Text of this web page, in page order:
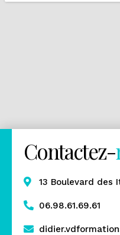
Contactez-
13 Boulevard des
06.98.61.69.61